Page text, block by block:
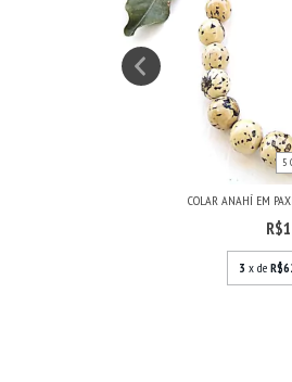
5
COLAR ANAHÍ EM
3 x de